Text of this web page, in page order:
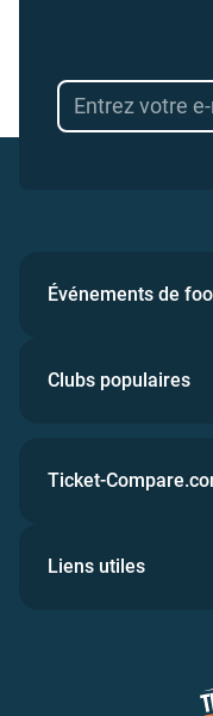
Événements de
Clubs populaires
Ticket-
Liens utiles